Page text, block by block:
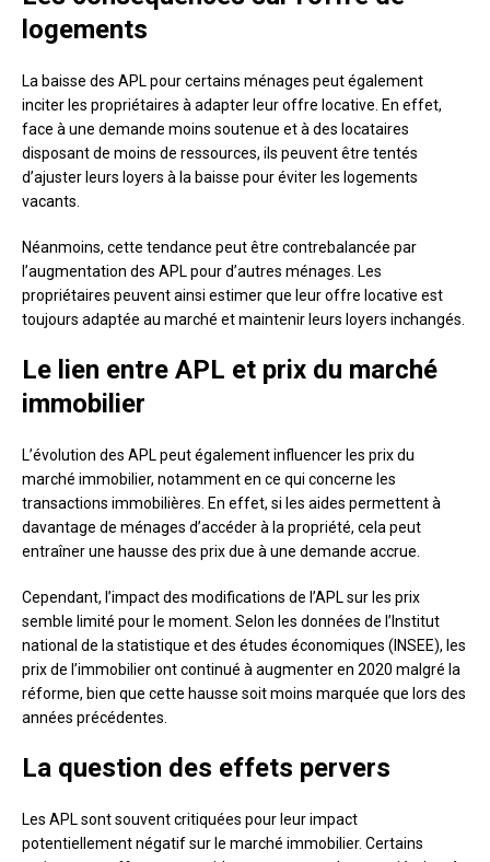
logements
La baisse des APL pour certains ménages peut également
inciter les propriétaires à adapter leur offre locative. En effet,
face à une demande moins soutenue et à des locataires
disposant de moins de ressources, ils peuvent être tentés
d’ajuster leurs loyers à la baisse pour éviter les logements
vacants.
Néanmoins, cette tendance peut être contrebalancée par
l’augmentation des APL pour d’autres ménages. Les
propriétaires peuvent ainsi estimer que leur offre locative est
toujours adaptée au marché et maintenir leurs loyers inchangés.
Le lien entre APL et prix du marché
immobilier
L’évolution des APL peut également influencer les prix du
marché immobilier, notamment en ce qui concerne les
transactions immobilières. En effet, si les aides permettent à
davantage de ménages d’accéder à la propriété, cela peut
entraîner une hausse des prix due à une demande accrue.
Cependant, l’impact des modifications de l’APL sur les prix
semble limité pour le moment. Selon les données de l’Institut
national de la statistique et des études économiques (INSEE), les
prix de l’immobilier ont continué à augmenter en 2020 malgré la
réforme, bien que cette hausse soit moins marquée que lors des
années précédentes.
La question des effets pervers
Les APL sont souvent critiquées pour leur impact
potentiellement négatif sur le marché immobilier. Certains